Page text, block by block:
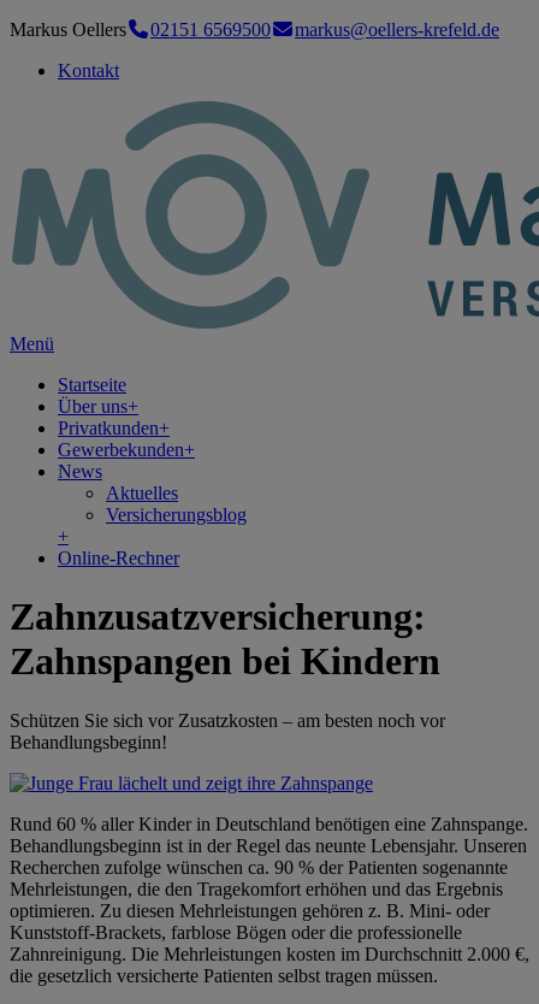
Markus Oellers 02151 6569500
markus@oellers-krefeld.de
Kontakt
Menü
Startseite
Über uns+
Privatkunden+
Gewerbekunden+
News
Aktuelles
Versicherungsblog
+
Online-Rechner
Zahnzusatzversicherung:
Zahnspangen bei Kindern
Schützen Sie sich vor Zusatzkosten – am besten noch vor
Behandlungsbeginn!
Rund 60 % aller Kinder in Deutschland benötigen eine Zahnspange.
Behandlungsbeginn ist in der Regel das neunte Lebensjahr. Unseren
Recherchen zufolge wünschen ca. 90 % der Patienten sogenannte
Mehrleistungen, die den Tragekomfort erhöhen und das Ergebnis
optimieren. Zu diesen Mehrleistungen gehören z. B. Mini- oder
Kunststoff-Brackets, farblose Bögen oder die professionelle
Zahnreinigung. Die Mehrleistungen kosten im Durchschnitt 2.000 €,
die gesetzlich versicherte Patienten selbst tragen müssen.